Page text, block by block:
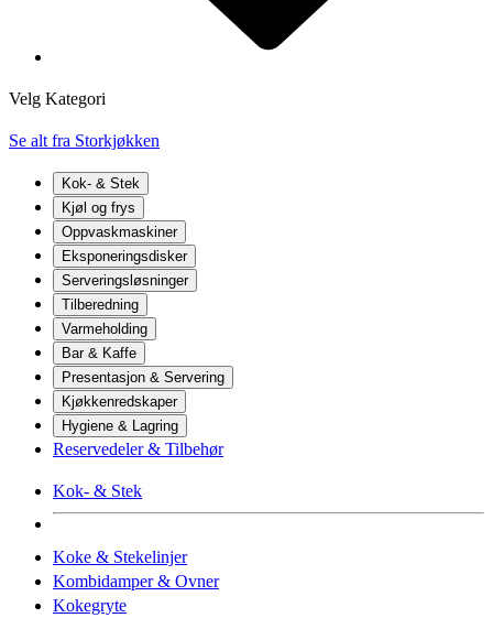
Velg Kategori
Se alt fra Storkjøkken
Kok- & Stek
Kjøl og frys
Oppvaskmaskiner
Eksponeringsdisker
Serveringsløsninger
Tilberedning
Varmeholding
Bar & Kaffe
Presentasjon & Servering
Kjøkkenredskaper
Hygiene & Lagring
Reservedeler & Tilbehør
Kok- & Stek
Koke & Stekelinjer
Kombidamper & Ovner
Kokegryte